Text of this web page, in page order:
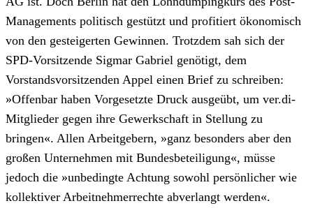
Managements politisch gestützt und profitiert ökonomisch
von den gesteigerten Gewinnen. Trotzdem sah sich der
SPD-Vorsitzende Sigmar Gabriel genötigt, dem
Vorstandsvorsitzenden Appel einen Brief zu schreiben:
»Offenbar haben Vorgesetzte Druck ausgeübt, um ver.di-
Mitglieder gegen ihre Gewerkschaft in Stellung zu
bringen«. Allen Arbeitgebern, »ganz besonders aber den
großen Unternehmen mit Bundesbeteiligung«, müsse
jedoch die »unbedingte Achtung sowohl persönlicher wie
kollektiver Arbeitnehmerrechte abverlangt werden«.